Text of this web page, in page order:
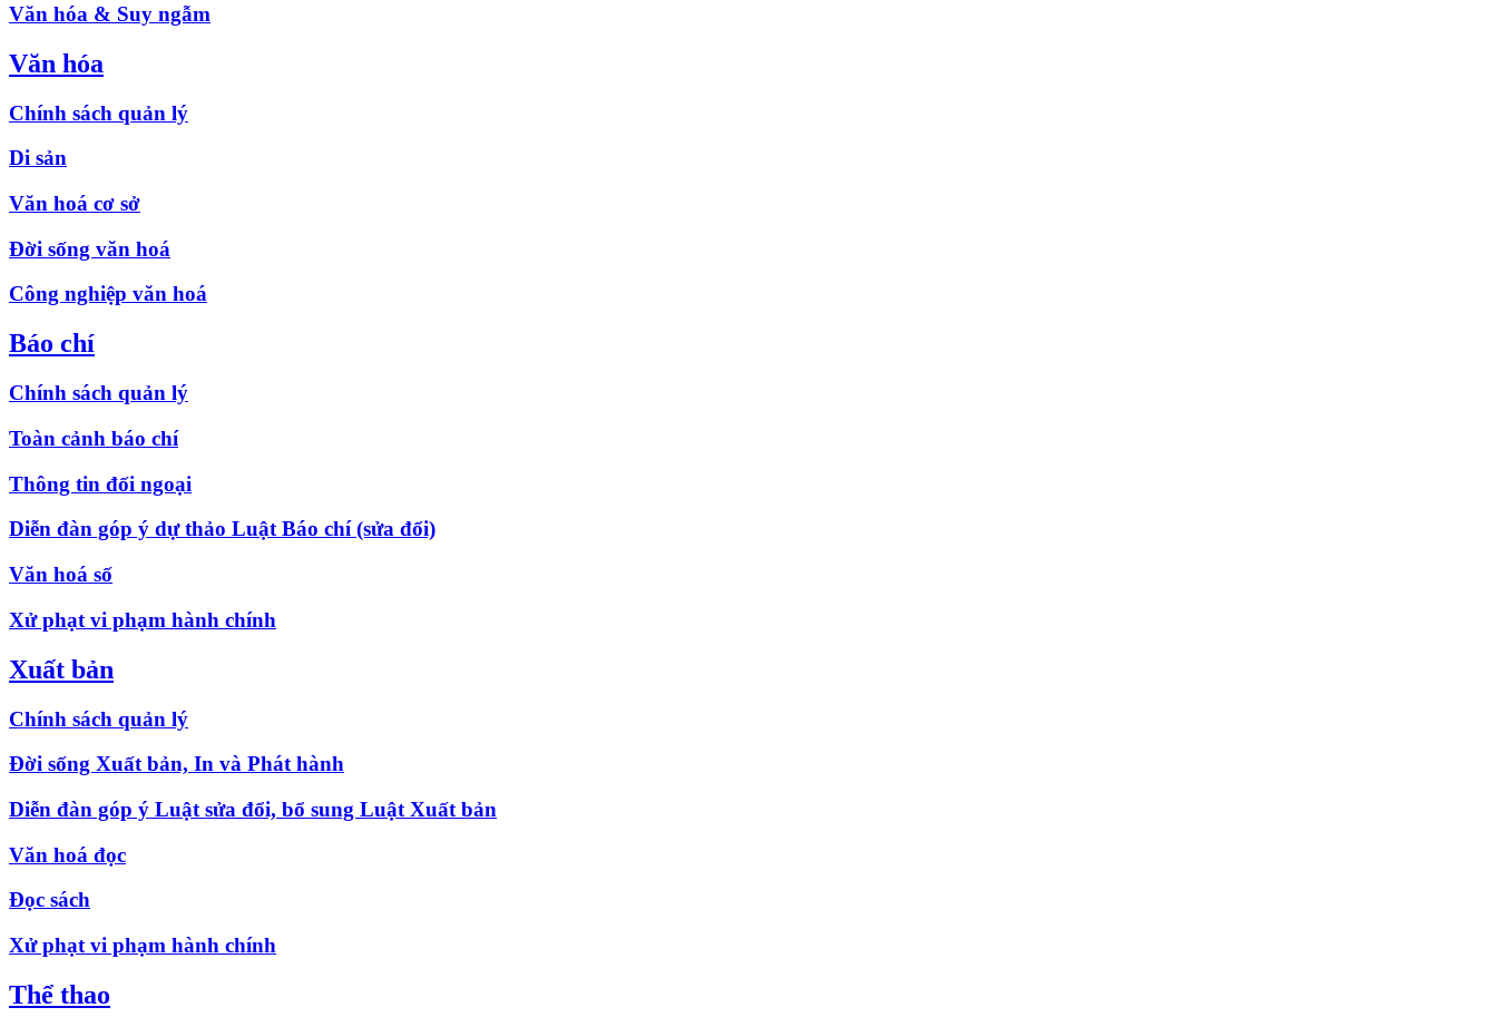
Văn hóa & Suy ngẫm
Văn hóa
Chính sách quản lý
Di sản
Văn hoá cơ sở
Đời sống văn hoá
Công nghiệp văn hoá
Báo chí
Chính sách quản lý
Toàn cảnh báo chí
Thông tin đối ngoại
Diễn đàn góp ý dự thảo Luật Báo chí (sửa đổi)
Văn hoá số
Xử phạt vi phạm hành chính
Xuất bản
Chính sách quản lý
Đời sống Xuất bản, In và Phát hành
Diễn đàn góp ý Luật sửa đổi, bổ sung Luật Xuất bản
Văn hoá đọc
Đọc sách
Xử phạt vi phạm hành chính
Thể thao